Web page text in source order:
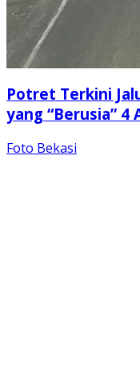
Potret Terkini
yang “Berusia” 4
Foto Bekasi